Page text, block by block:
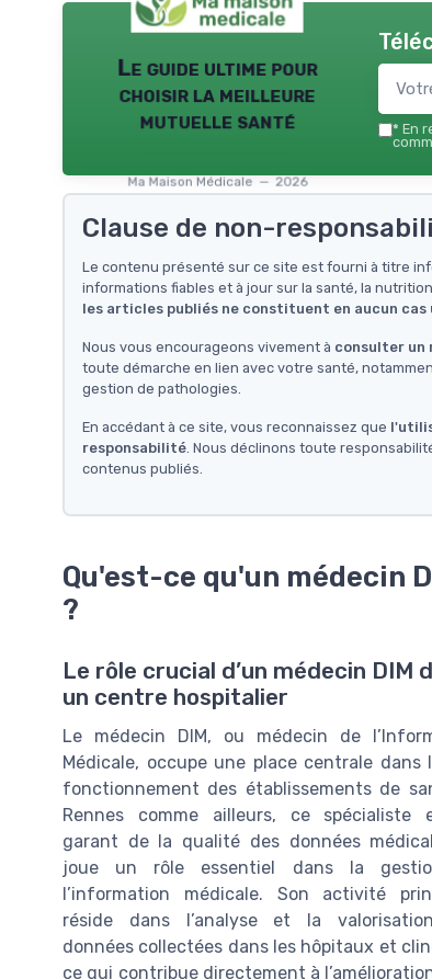
Le guide ultime pour
choisir la meilleure
mutuelle santé
Ma Maison Médicale — 2026
* En
Clause de non-
Le contenu présenté sur ce site est fourni à titre
informations fiables et à jour sur la santé, la
les articles publiés ne constituent en aucun
Nous vous encourageons vivement à consulter un
toute démarche en lien avec votre santé,
gestion de pathologies.
En accédant à ce site, vous reconnaissez que
responsabilité. Nous déclinons toute
contenus publiés.
Qu'est-ce qu'un médecin
?
Le rôle crucial d’un médecin DIM
un centre hospitalier
Le médecin DIM, ou médecin de
Médicale, occupe une place centrale dans
fonctionnement des établissements de
Rennes comme ailleurs, ce spécialiste
garant de la qualité des données
joue un rôle essentiel dans la
l’information médicale. Son activité
réside dans l’analyse et la
données collectées dans les hôpitaux et
ce qui contribue directement à